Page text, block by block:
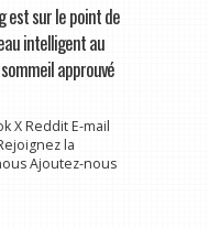
est sur le point de
intelligent au
approuvé
X Reddit E-mail
la
Ajoutez-nous